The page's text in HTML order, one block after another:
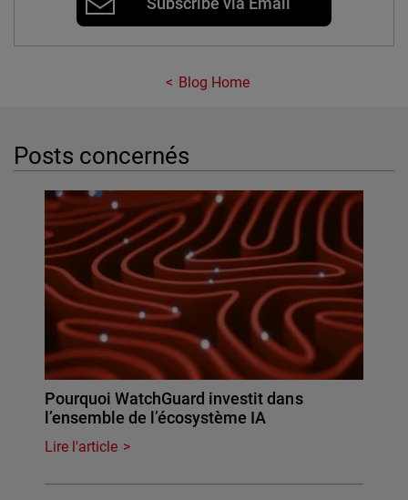
Blog Home
Posts concernés
Pourquoi WatchGuard investit dans
l’ensemble de l’écosystème IA
Lire l'article